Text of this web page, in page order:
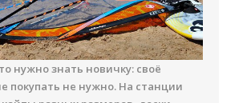
нужно знать новичку: своё
покупать не нужно. На станции